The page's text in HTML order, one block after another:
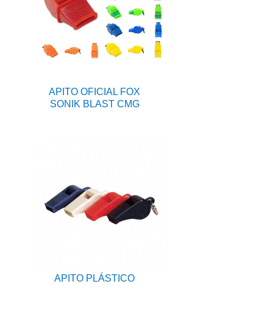
APITO OFICIAL FOX
SONIK BLAST CMG
APITO PLÁSTICO